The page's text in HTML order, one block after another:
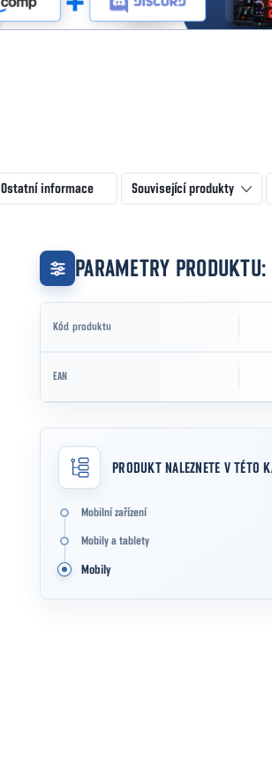
Ostatní informace Související produkty
PARAMETRY PRODUKTU:
Kód produktu
EAN
PRODUKT NALEZNETE V TÉTO
Mobilní zařízení
Mobily a tablety
Mobily